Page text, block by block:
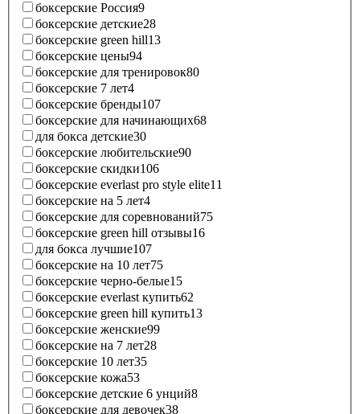
боксерские Россия9
боксерские детские28
боксерские green hill13
боксерские цены94
боксерские для тренировок80
боксерские 7 лет4
боксерские бренды107
боксерские для начинающих68
для бокса детские30
боксерские любительские90
боксерские скидки106
боксерские everlast pro style elite11
боксерские на 5 лет4
боксерские для соревнований75
боксерские green hill отзывы16
для бокса лучшие107
боксерские на 10 лет75
боксерские черно-белые15
боксерские everlast купить62
боксерские green hill купить13
боксерские женские99
боксерские на 7 лет28
боксерские 10 лет35
боксерские кожа53
боксерские детские 6 унций8
боксерские для девочек38